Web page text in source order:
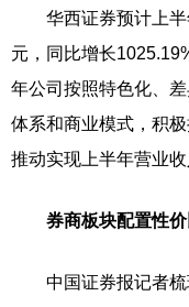
华西证券预计上半
元，同比增长
年公司按照特色化、
体系和商业模式，积
推动实现上半年营业
券商板块配置性价
中国证券报记者梳